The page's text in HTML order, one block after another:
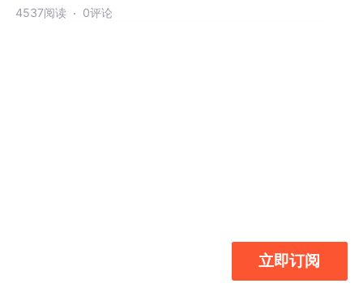
合作共赢
4537阅读 0评论
立即订阅